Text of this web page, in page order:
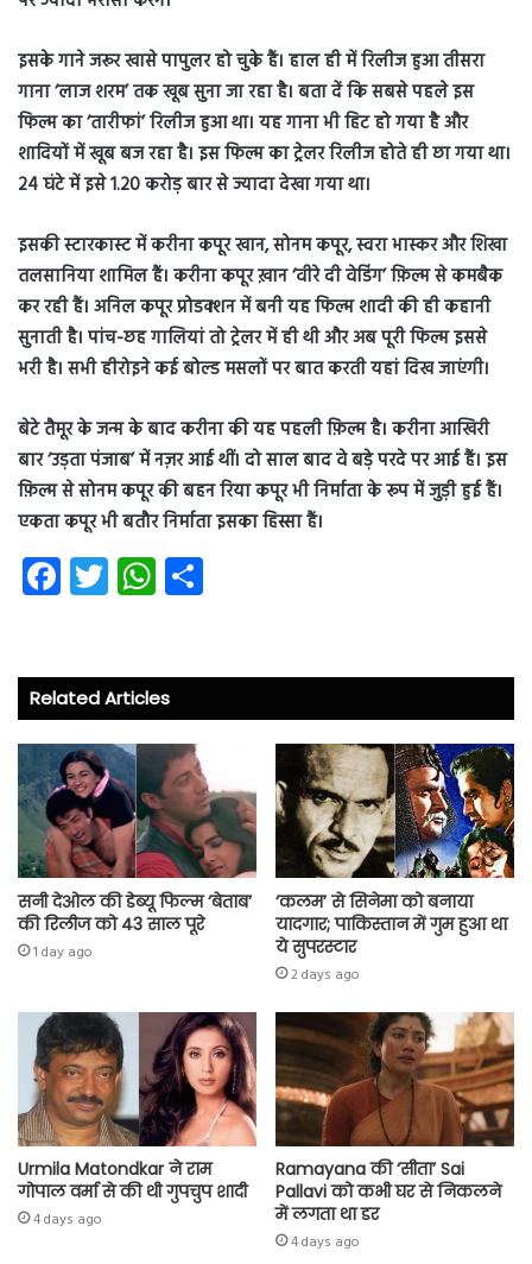
इसके गाने जरूर खासे पापुलर हो चुके हैं। हाल ही में रिलीज हुआ तीसरा
गाना ‘लाज शरम’ तक खूब सुना जा रहा है। बता दें कि सबसे पहले इस
फिल्म का ‘तारीफां’ रिलीज हुआ था। यह गाना भी हिट हो गया है और
शादियों में खूब बज रहा है। इस फिल्म का ट्रेलर रिलीज होते ही छा गया था।
24 घंटे में इसे 1.20 करोड़ बार से ज्यादा देखा गया था।
इसकी स्टारकास्ट में करीना कपूर खान, सोनम कपूर, ​स्वरा भास्कर और शिखा ​
तलसानिया​ शामिल हैं। करीना कपूर ख़ान ‘वीरे दी वेडिंग’ फ़िल्म से कमबैक
कर रही हैं। अनिल कपूर प्रोडक्शन में बनी यह फिल्म शादी की ही कहानी
सुनाती है। पांच-छह गालियां तो ट्रेलर में ही थी और अब पूरी फिल्म इससे
भरी है। सभी हीरोइने कई बोल्ड मसलों पर बात करती यहां दिख जाएंगी।
बेटे तैमूर के जन्म के बाद करीना की यह पहली फ़िल्म है। करीना आखिरी
बार ‘उड़ता पंजाब’ में नज़र आई थीं। दो साल बाद वे बड़े परदे पर आई हैं। इस
फ़िल्म से सोनम कपूर की बहन रिया कपूर भी निर्माता के रूप में जुड़ी हुई हैं।
एकता कपूर भी बतौर निर्माता इसका हिस्सा हैं।
Fa
ce
o
ok
T
wi
er
W
ha
A
p
p
Related Articles
सनी देओल की डेब्यू फिल्म ‘बेताब’
की रिलीज को 43 साल पूरे
1 day ago
‘कलम’ से सिनेमा को बनाया
यादगार; पाकिस्तान में गुम हुआ था
ये सुपरस्टार
2 days ago
Urmila Matondkar ने राम
गोपाल वर्मा से की थी गुपचुप शादी
4 days ago
Ramayana की ‘सीता’ Sai
Pallavi को कभी घर से निकलने
में लगता था डर
4 days ago